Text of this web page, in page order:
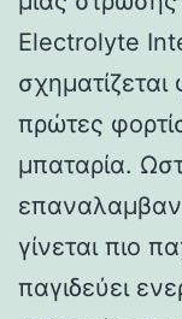
Electrolyte
πρώτες
μπαταρία.
γίνεται πιο
παγιδεύει